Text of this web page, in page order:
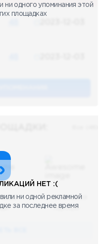
ни одного упоминания этой
площадках
08.05.2023
Научный
НЕТ :(
ни одной рекламной
за последнее время